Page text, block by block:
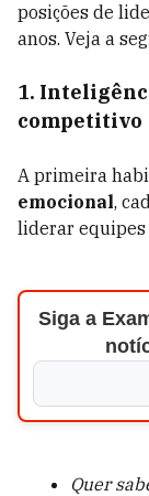
posições de
anos. Veja a
1.
competitivo
A primeira
emocional,
liderar equipes
Siga a
Quer